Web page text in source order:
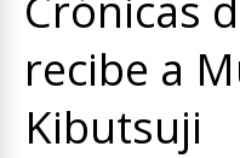
recibe a
Kibutsuji